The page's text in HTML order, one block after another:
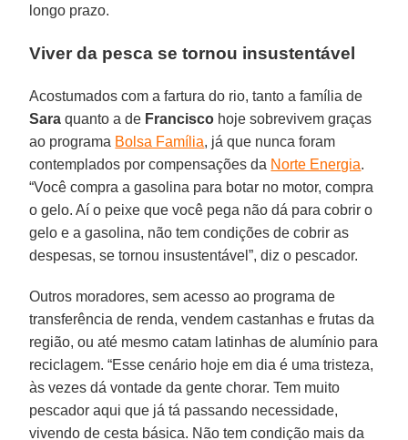
longo prazo.
Viver da pesca se tornou insustentável
Acostumados com a fartura do rio, tanto a família de
Sara quanto a de Francisco hoje sobrevivem graças
ao programa Bolsa Família, já que nunca foram
contemplados por compensações da Norte Energia.
“Você compra a gasolina para botar no motor, compra
o gelo. Aí o peixe que você pega não dá para cobrir o
gelo e a gasolina, não tem condições de cobrir as
despesas, se tornou insustentável”, diz o pescador.
Outros moradores, sem acesso ao programa de
transferência de renda, vendem castanhas e frutas da
região, ou até mesmo catam latinhas de alumínio para
reciclagem. “Esse cenário hoje em dia é uma tristeza,
às vezes dá vontade da gente chorar. Tem muito
pescador aqui que já tá passando necessidade,
vivendo de cesta básica. Não tem condição mais da